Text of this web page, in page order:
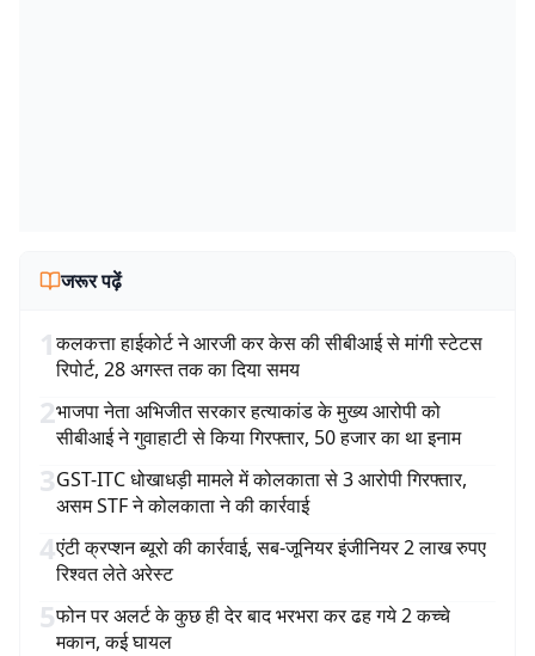
जरूर पढ़ें
1कलकत्ता हाईकोर्ट ने आरजी कर केस की सीबीआई से मांगी स्टेटस
रिपोर्ट, 28 अगस्त तक का दिया समय
2भाजपा नेता अभिजीत सरकार हत्याकांड के मुख्य आरोपी को
सीबीआई ने गुवाहाटी से किया गिरफ्तार, 50 हजार का था इनाम
3GST-ITC धोखाधड़ी मामले में कोलकाता से 3 आरोपी गिरफ्तार,
असम STF ने कोलकाता ने की कार्रवाई
4एंटी क्रप्शन ब्यूरो की कार्रवाई, सब-जूनियर इंजीनियर 2 लाख रुपए
रिश्वत लेते अरेस्ट
5फोन पर अलर्ट के कुछ ही देर बाद भरभरा कर ढह गये 2 कच्चे
मकान, कई घायल